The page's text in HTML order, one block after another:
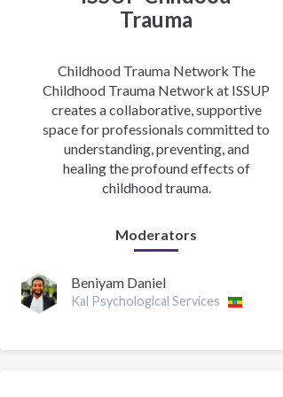
Trauma
Childhood Trauma Network The
Childhood Trauma Network at ISSUP
creates a collaborative, supportive
space for professionals committed to
understanding, preventing, and
healing the profound effects of
childhood trauma.
Moderators
Beniyam Daniel
Kal Psychological Services